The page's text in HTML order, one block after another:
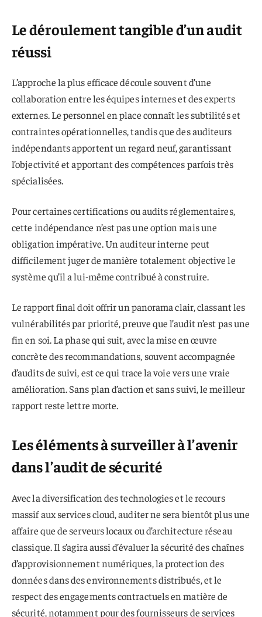
Le déroulement tangible d’un audit
réussi
L’approche la plus efficace découle souvent d’une
collaboration entre les équipes internes et des experts
externes. Le personnel en place connaît les subtilités et
contraintes opérationnelles, tandis que des auditeurs
indépendants apportent un regard neuf, garantissant
l’objectivité et apportant des compétences parfois très
spécialisées.
Pour certaines certifications ou audits réglementaires,
cette indépendance n’est pas une option mais une
obligation impérative. Un auditeur interne peut
difficilement juger de manière totalement objective le
système qu’il a lui-même contribué à construire.
Le rapport final doit offrir un panorama clair, classant les
vulnérabilités par priorité, preuve que l’audit n’est pas une
fin en soi. La phase qui suit, avec la mise en œuvre
concrète des recommandations, souvent accompagnée
d’audits de suivi, est ce qui trace la voie vers une vraie
amélioration. Sans plan d’action et sans suivi, le meilleur
rapport reste lettre morte.
Les éléments à surveiller à l’avenir
dans l’audit de sécurité
Avec la diversification des technologies et le recours
massif aux services cloud, auditer ne sera bientôt plus une
affaire que de serveurs locaux ou d’architecture réseau
classique. Il s’agira aussi d’évaluer la sécurité des chaînes
d’approvisionnement numériques, la protection des
données dans des environnements distribués, et le
respect des engagements contractuels en matière de
sécurité, notamment pour des fournisseurs de services